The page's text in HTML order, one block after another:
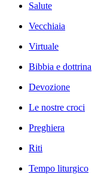
Salute
Vecchiaia
Virtuale
Bibbia e dottrina
Devozione
Le nostre croci
Preghiera
Riti
Tempo liturgico